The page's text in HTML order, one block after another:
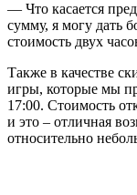
— Что касается
сумму, я могу дать
стоимость двух
Также в качестве
игры, которые мы
17:00. Стоимость
и это – отличная
относительно